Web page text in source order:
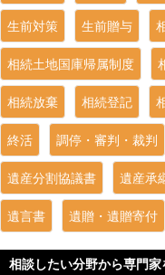
生前対策 生前贈与
相続土地国庫帰属制度
相続放棄 相続登記
終活 調停・審判・裁判
遺産分割協議書 遺産承
遺言書 遺贈・遺贈寄付
相談したい分野から専門家